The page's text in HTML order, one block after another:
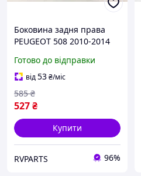
Боковина задня права
PEUGEOT 508 2010-2014
Готово до відправки
від53₴/міс
527₴
585 ₴
Купити
RVPARTS 96%